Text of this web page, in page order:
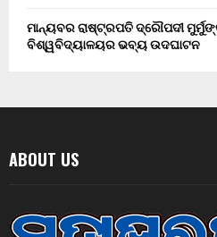
ମାନ୍ୟବର ରାଷ୍ଟ୍ରପତି ଦ୍ରୌପଦୀ
ବିଶ୍ୱବିଦ୍ୟାଳୟର ଭବ୍ୟ ଉଦଘାଟନ
ABOUT US